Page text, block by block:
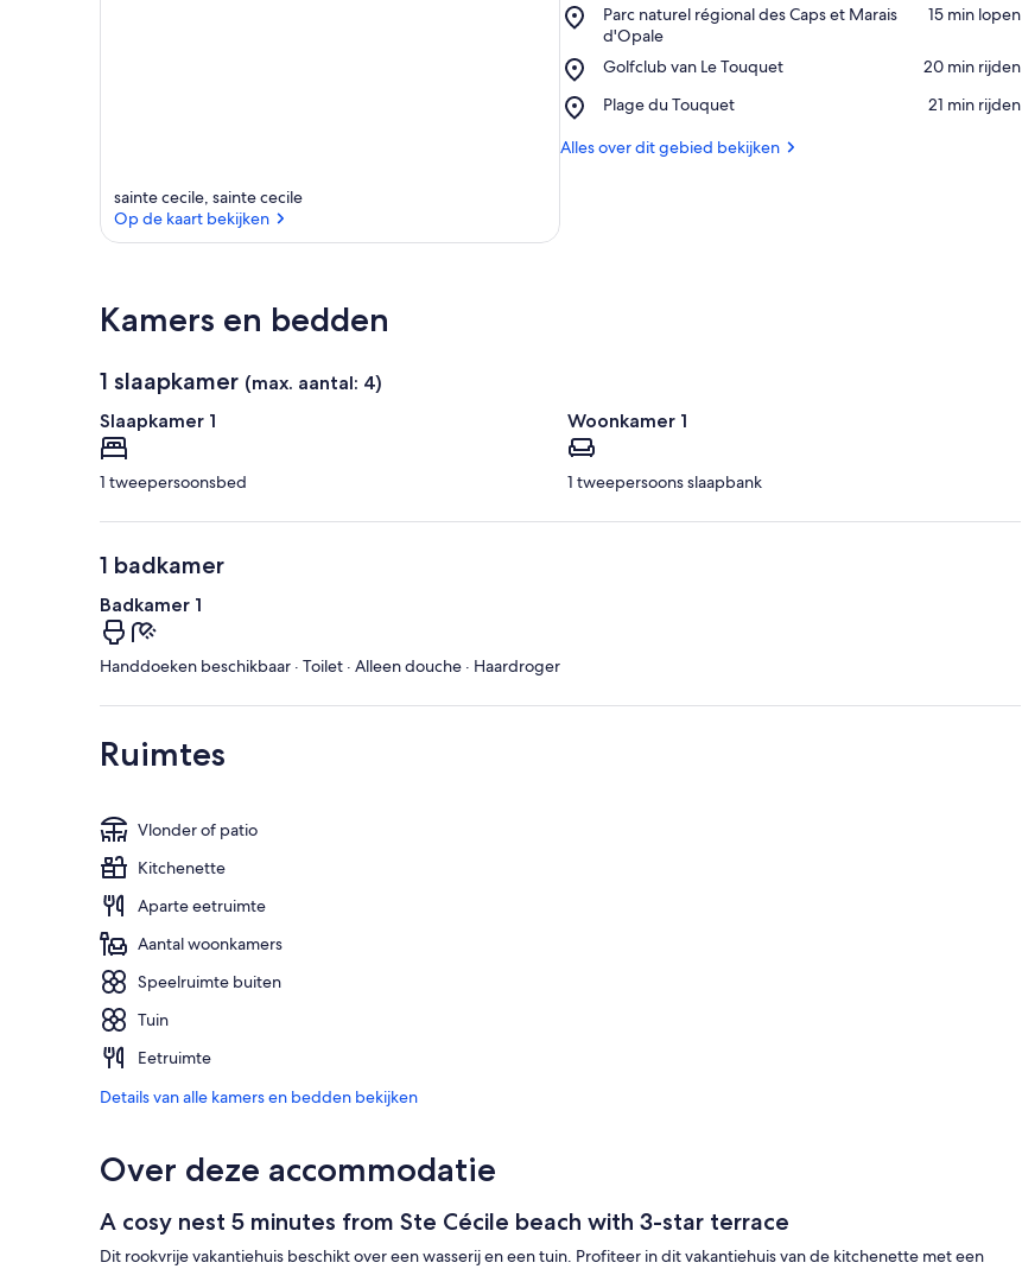
sainte cecile, sainte cecile
Op de kaart bekijken
Parc naturel régional des Caps et Marais
d'Opale
Place,
Parc
naturel
régional
des
Caps
et
‪15 min lopen‬
Golfclub van Le Touquet
Place,
van
Touquet
‪20 min rijden‬
Plage du Touquet
Place,
du
‪21 min rijden‬
Alles over dit gebied bekijken
Kamers en bedden
1 slaapkamer (max. aantal: 4)
Slaapkamer 1
1 tweepersoonsbed
Woonkamer 1
1 tweepersoons slaapbank
1 badkamer
Badkamer 1
Handdoeken beschikbaar · Toilet · Alleen douche · Haardroger
Ruimtes
Vlonder of patio
Kitchenette
Aparte eetruimte
Aantal woonkamers
Speelruimte buiten
Tuin
Eetruimte
Details van alle kamers en bedden bekijken
Over deze accommodatie
A cosy nest 5 minutes from Ste Cécile beach with 3-star terrace
Dit rookvrije vakantiehuis beschikt over een wasserij en een tuin. Profiteer in dit vakantiehuis van de kitchenette met een